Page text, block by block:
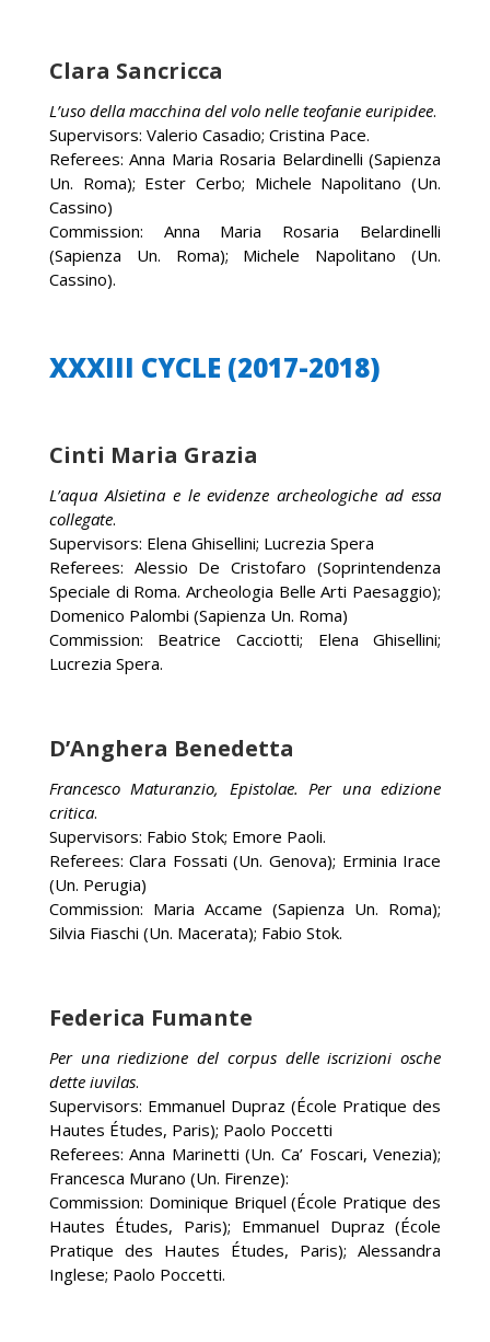
Clara Sancricca
L’uso della macchina del volo nelle teofanie euripidee.
Supervisors: Valerio Casadio; Cristina Pace.
Referees: Anna Maria Rosaria Belardinelli (Sapienza
Un. Roma); Ester Cerbo; Michele Napolitano (Un.
Cassino)
Commission: Anna Maria Rosaria Belardinelli
(Sapienza Un. Roma); Michele Napolitano (Un.
Cassino).
XXXIII CYCLE (2017-2018)
Cinti Maria Grazia
L’aqua Alsietina e le evidenze archeologiche ad essa
collegate.
Supervisors: Elena Ghisellini; Lucrezia Spera
Referees: Alessio De Cristofaro (Soprintendenza
Speciale di Roma. Archeologia Belle Arti Paesaggio);
Domenico Palombi (Sapienza Un. Roma)
Commission: Beatrice Cacciotti; Elena Ghisellini;
Lucrezia Spera.
D’Anghera Benedetta
Francesco Maturanzio, Epistolae. Per una edizione
critica.
Supervisors: Fabio Stok; Emore Paoli.
Referees: Clara Fossati (Un. Genova); Erminia Irace
(Un. Perugia)
Commission: Maria Accame (Sapienza Un. Roma);
Silvia Fiaschi (Un. Macerata); Fabio Stok.
Federica Fumante
Per una riedizione del corpus delle iscrizioni osche
dette iuvilas.
Supervisors: Emmanuel Dupraz (École Pratique des
Hautes Études, Paris); Paolo Poccetti
Referees: Anna Marinetti (Un. Ca’ Foscari, Venezia);
Francesca Murano (Un. Firenze):
Commission: Dominique Briquel (École Pratique des
Hautes Études, Paris); Emmanuel Dupraz (École
Pratique des Hautes Études, Paris); Alessandra
Inglese; Paolo Poccetti.